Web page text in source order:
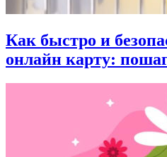
Как быстро и
онлайн карту: